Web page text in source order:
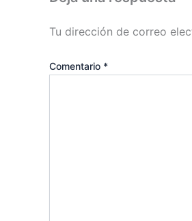
Tu dirección de correo
Comentario *